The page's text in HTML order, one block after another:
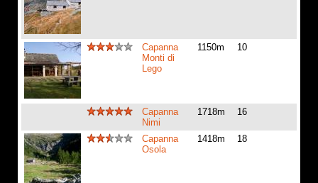
Capanna
Monti di
Lego
1150m 10
Capanna
Nimi
1718m 16
Capanna
Osola
1418m 18